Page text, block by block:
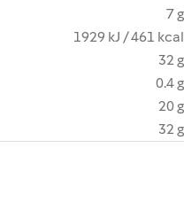
7 g
1929 kJ / 461 kcal
32 g
0.4 g
20 g
32 g